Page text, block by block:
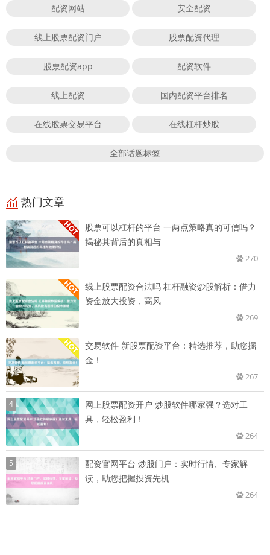
配资网站 安全配资
线上股票配资门户 股票配资代理
股票配资app 配资软件
线上配资 国内配资平台排名
在线股票交易平台 在线杠杆炒股
全部话题标签
热门文章
股票可以杠杆的平台 一两点策略真的可信吗？
揭秘其背后的真相与
270
线上股票配资合法吗 杠杆融资炒股解析：借力
资金放大投资，高风
269
交易软件 新股票配资平台：精选推荐，助您掘
金！
267
4
网上股票配资开户 炒股软件哪家强？选对工
具，轻松盈利！
264
5
配资官网平台 炒股门户：实时行情、专家解
读，助您把握投资先机
264